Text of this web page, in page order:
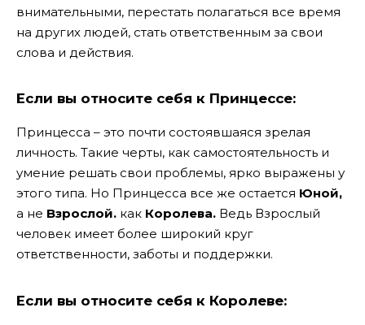
внимательными, перестать полагаться все время
на других людей, стать ответственным за свои
слова и действия.
Если вы относите себя к Принцессе:
Принцесса – это почти состоявшаяся зрелая
личность. Такие черты, как самостоятельность и
умение решать свои проблемы, ярко выражены у
этого типа. Но Принцесса все же остается Юной,
а не Взрослой. как Королева. Ведь Взрослый
человек имеет более широкий круг
ответственности, заботы и поддержки.
Если вы относите себя к Королеве: